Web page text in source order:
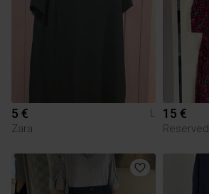
5 €
L
Zara
15 €
Reserved